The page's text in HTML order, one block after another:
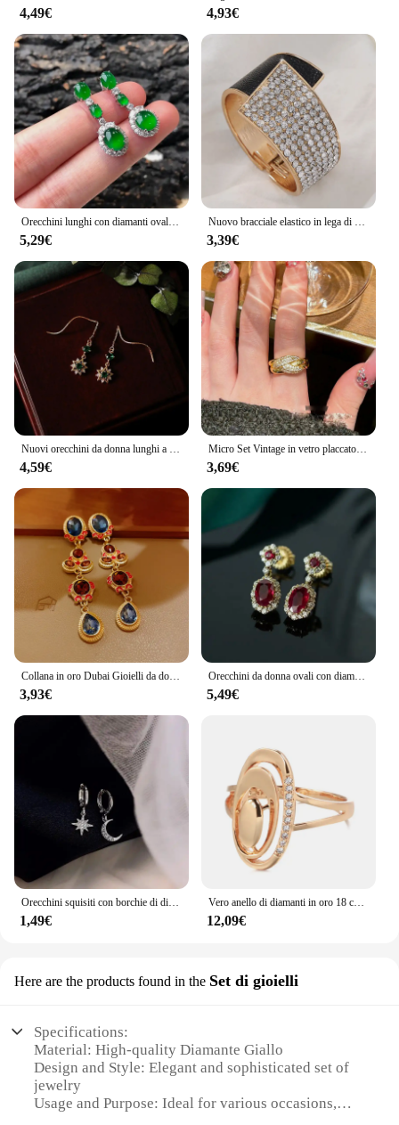
4,49€ 4,93€
5,29€ 3,39€
4,59€
Micro Set Vintage in vetro placcato oro Vintage con anello del tesoro antico con diamante pieno
3,69€
3,93€
Orecchini da donna ovali con diamanti in argento rubino originali nuovi gioielli da sposa di lusso con fidanzamento lucido classico Vintage
5,49€
Orecchini squisiti con borchie di diamanti e stelle e luna Orecchini asimmetrici Orecchini versatili in stile freddo per le donne
1,49€
Vero anello di diamanti in oro 18 carati per le donne per unire la festa con pietre preziose peridoto Anillos De Wedding Diamante fidanzamento gioielli Fine Ring Box
12,09€
Here are the products found in the Set di gioielli
Specifications:
Material: High-quality Diamante Giallo
Design and Style: Elegant and sophisticated set of
jewelry
Usage and Purpose: Ideal for various occasions,